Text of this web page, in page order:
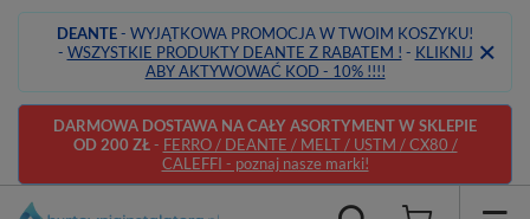
DEANTE- WYJĄTKOWA PROMOCJA W TWOIM KOSZYKU!
- WSZYSTKIE PRODUKTY DEANTE Z RABATEM ! - KLIKNIJ
ABY AKTYWOWAĆ KOD - 10% !!!!
DARMOWA DOSTAWA NA CAŁY ASORTYMENT W SKLEPIE
OD 200 ZŁ- FERRO / DEANTE / MELT / USTM / CX80 /
CALEFFI - poznaj nasze marki!